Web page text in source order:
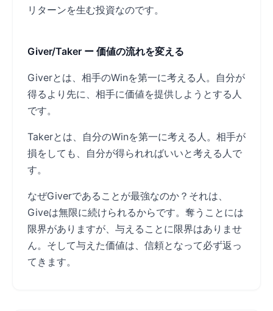
リターンを生む投資なのです。
Giver/Taker ー 価値の流れを変える
Giverとは、相手のWinを第一に考える人。自分が
得るより先に、相手に価値を提供しようとする人
です。
Takerとは、自分のWinを第一に考える人。相手が
損をしても、自分が得られればいいと考える人で
す。
なぜGiverであることが最強なのか？それは、
Giveは無限に続けられるからです。奪うことには
限界がありますが、与えることに限界はありませ
ん。そして与えた価値は、信頼となって必ず返っ
てきます。